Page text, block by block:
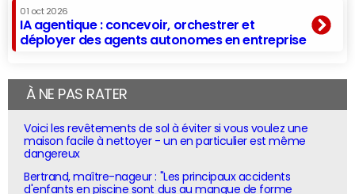
01 oct 2026
IA agentique : concevoir, orchestrer et
déployer des agents autonomes en entreprise
À NE PAS RATER
Voici les revêtements de sol à éviter si vous voulez une
maison facile à nettoyer - un en particulier est même
dangereux
Bertrand, maître-nageur : "Les principaux accidents
d'enfants en piscine sont dus au manque de forme